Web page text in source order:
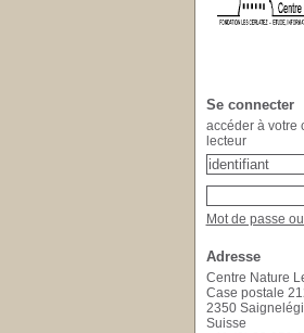
Se connecter
accéder à votre
lecteur
Mot de passe
Adresse
Centre Nature
Case postale
2350
Suisse